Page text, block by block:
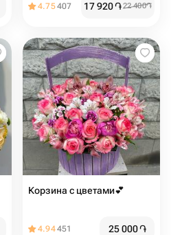
4.75407 17 920֏22 400֏
Корзина с цветами💕
4.94451 25 000֏